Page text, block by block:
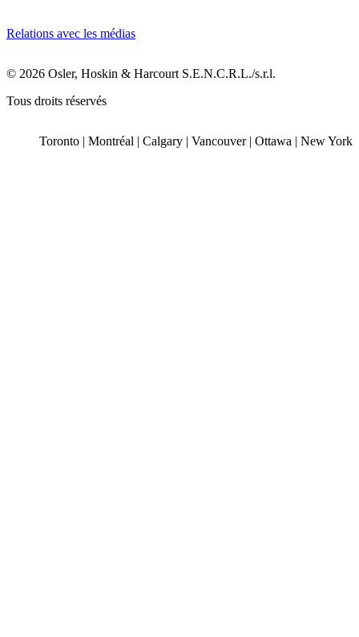
Relations avec les médias
© 2026 Osler, Hoskin & Harcourt S.E.N.C.R.L./s.r.l.
Tous droits réservés
Toronto | Montréal | Calgary | Vancouver | Ottawa | New York